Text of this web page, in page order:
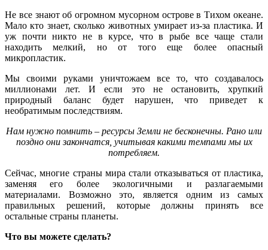
Не все знают об огромном мусорном острове в Тихом океане.
Мало кто знает, сколько животных умирает из-за пластика. И
уж почти никто не в курсе, что в рыбе все чаще стали
находить мелкий, но от того еще более опасный
микропластик.
Мы своими руками уничтожаем все то, что создавалось
миллионами лет. И если это не остановить, хрупкий
природный баланс будет нарушен, что приведет к
необратимым последствиям.
Нам нужно помнить – ресурсы Земли не бесконечны. Рано или
поздно они закончатся, учитывая какими темпами мы их
потребляем.
Сейчас, многие страны мира стали отказываться от пластика,
заменяя его более экологичными и разлагаемыми
материалами. Возможно это, является одним из самых
правильных решений, которые должны принять все
остальные страны планеты.
Что вы можете сделать?